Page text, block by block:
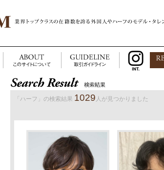
「ハーフ」の検索結果 1029 人が見つかりました